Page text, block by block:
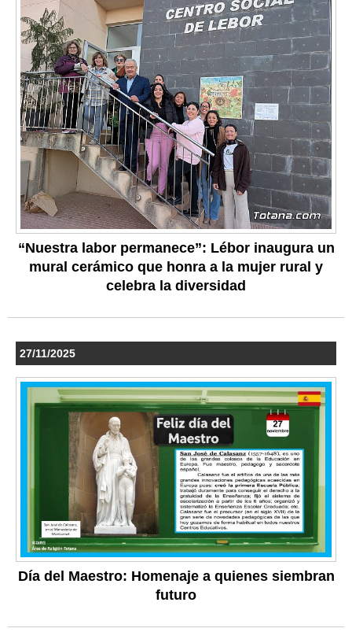
“Nuestra labor permanece”: Lébor inaugura un
mural cerámico que honra a la mujer rural y
celebra la diversidad
27/11/2025
Día del Maestro: Homenaje a quienes siembran
futuro